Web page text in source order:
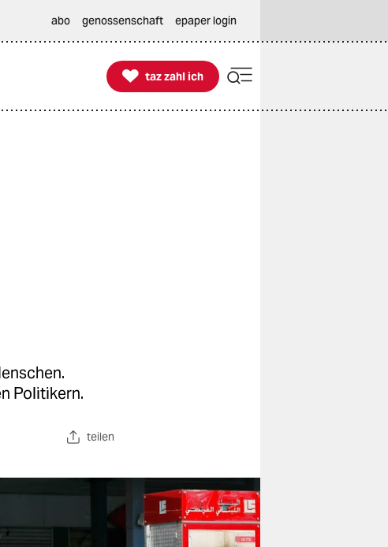
abo genossenschaft epaper login

taz zahl ich
taz zahl ich
Politikern.
teilen